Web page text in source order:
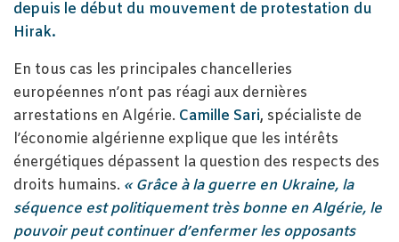
depuis le début du mouvement de protestation du
Hirak.
En tous cas les principales chancelleries
européennes n’ont pas réagi aux dernières
arrestations en Algérie. Camille Sari, spécialiste de
l’économie algérienne explique que les intérêts
énergétiques dépassent la question des respects des
droits humains. « Grâce à la guerre en Ukraine, la
séquence est politiquement très bonne en Algérie, le
pouvoir peut continuer d’enfermer les opposants